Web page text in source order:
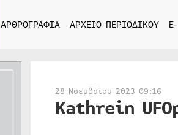
ΑΡΘΡΟΓΡΑΦΙΑ ΑΡΧΕΙΟ ΠΕΡΙΟΔΙΚΟΥ
28 Νοεμβρίου 2023 09:16
Kathrein